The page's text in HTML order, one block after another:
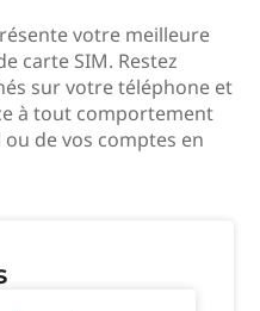
votre meilleure
carte SIM. Restez
sur votre téléphone et
à tout comportement
de vos comptes en